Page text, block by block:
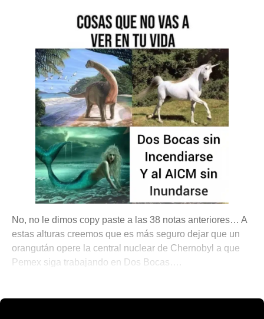
No, no le dimos copy paste a las 38 notas anteriores… A
estas alturas creemos que es más seguro dejar que un
orangután opere la central nuclear de Chernobyl a que
Pemex siga trabajando en Dos Bocas….